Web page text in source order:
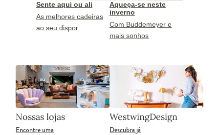
Sente aqui ou ali
As melhores cadeiras
ao seu dispor
Aqueça-se neste
inverno
Com Buddemeyer e
mais sonhos
Nossas lojas
Encontre uma
WestwingDesign
Descubra já